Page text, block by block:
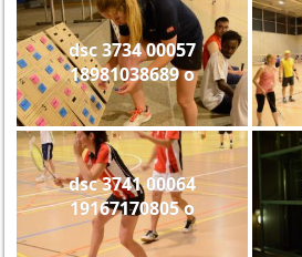
dsc 3734 00057
18981038689 o
dsc 3741 00064
19167170805 o